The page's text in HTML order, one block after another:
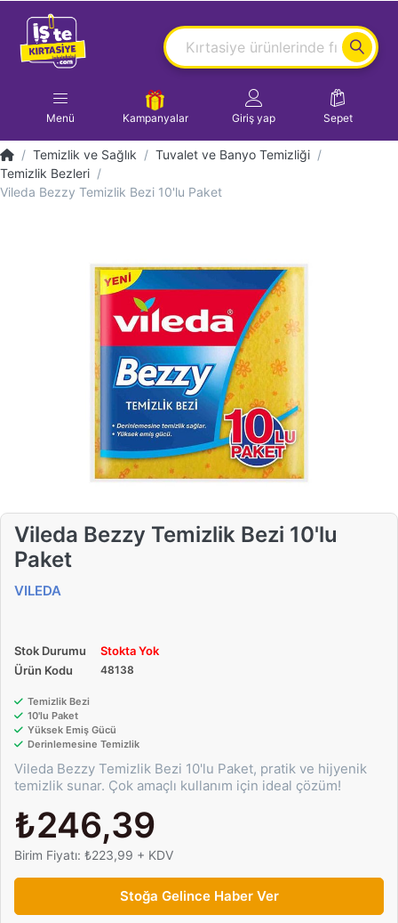
Menü Kampanyalar Giriş yap Sepet
Temizlik ve Sağlık
Tuvalet ve Banyo Temizliği
Temizlik Bezleri
Vileda Bezzy Temizlik Bezi 10'lu Paket
Vileda Bezzy Temizlik Bezi 10'lu
Paket
VILEDA
Stok Durumu
Stokta Yok
Ürün Kodu
48138
Temizlik Bezi
10'lu Paket
Yüksek Emiş Gücü
Derinlemesine Temizlik
Vileda Bezzy Temizlik Bezi 10'lu Paket, pratik ve hijyenik
temizlik sunar. Çok amaçlı kullanım için ideal çözüm!
₺246,39
Birim Fiyatı: ₺223,99 + KDV
Stoğa Gelince Haber Ver